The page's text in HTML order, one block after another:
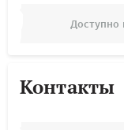
Доступно
Контакты